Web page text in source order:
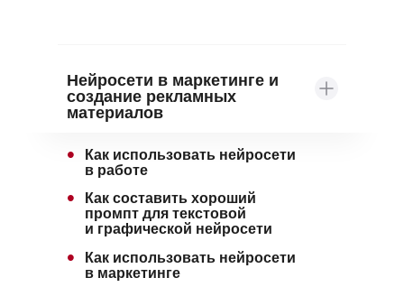
Нейросети в маркетинге и
создание рекламных
материалов
Как использовать нейросети
в работе
•
Как составить хороший
промпт для текстовой
и графической нейросети
•
Как использовать нейросети
в маркетинге
•